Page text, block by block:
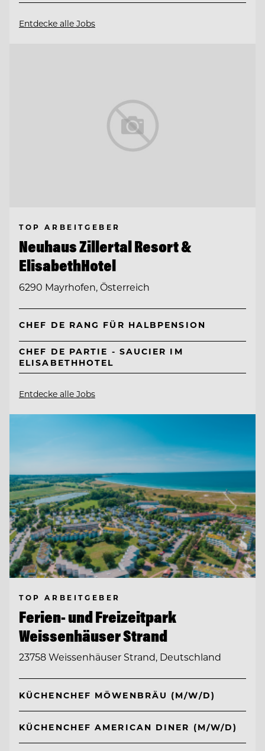
Entdecke alle Jobs
TOP ARBEITGEBER
Neuhaus Zillertal Resort &
ElisabethHotel
6290 Mayrhofen, Österreich
CHEF DE RANG FÜR HALBPENSION
CHEF DE PARTIE - SAUCIER IM
ELISABETHHOTEL
Entdecke alle Jobs
TOP ARBEITGEBER
Ferien- und Freizeitpark
Weissenhäuser Strand
23758 Weissenhäuser Strand, Deutschland
KÜCHENCHEF MÖWENBRÄU (M/W/D)
KÜCHENCHEF AMERICAN DINER (M/W/D)